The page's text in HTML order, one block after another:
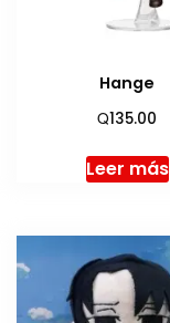
Hange
Q135.00
Leer más